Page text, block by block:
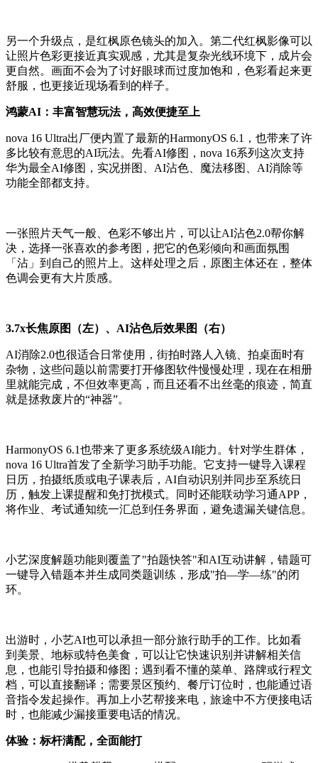
另一个升级点，是红枫原色镜头的加入。第二代红枫影像可以
让照片色彩更接近真实观感，尤其是复杂光线环境下，成片会
更自然。画面不会为了讨好眼球而过度加饱和，色彩看起来更
舒服，也更接近现场看到的样子。
鸿蒙AI： 丰富智慧玩法， 高效便捷至上
nova 16 Ultra出厂便内置了最新的HarmonyOS 6.1，也带来了许
多比较有意思的AI玩法。先看AI修图，nova 16系列这次支持
华为最全AI修图，实况拼图、AI沾色、魔法移图、AI消除等
功能全部都支持。
一张照片天气一般、色彩不够出片，可以让AI沾色2.0帮你解
决，选择一张喜欢的参考图，把它的色彩倾向和画面氛围
「沾」到自己的照片上。这样处理之后，原图主体还在，整体
色调会更有大片质感。
3.7x长焦原图（左）、AI沾色后效果图（右）
AI消除2.0也很适合日常使用，街拍时路人入镜、拍桌面时有
杂物，这些问题以前需要打开修图软件慢慢处理，现在在相册
里就能完成，不但效率更高，而且还看不出丝毫的痕迹，简直
就是拯救废片的“神器”。
HarmonyOS 6.1也带来了更多系统级AI能力。针对学生群体，
nova 16 Ultra首发了全新学习助手功能。它支持一键导入课程
日历，拍摄纸质或电子课表后，AI自动识别并同步至系统日
历，触发上课提醒和免打扰模式。同时还能联动学习通APP，
将作业、考试通知统一汇总到任务界面，避免遗漏关键信息。
小艺深度解题功能则覆盖了"拍题快答"和AI互动讲解，错题可
一键导入错题本并生成同类题训练，形成"拍—学—练"的闭
环。
出游时，小艺AI也可以承担一部分旅行助手的工作。比如看
到美景、地标或特色美食，可以让它快速识别并讲解相关信
息，也能引导拍摄和修图；遇到看不懂的菜单、路牌或行程文
档，可以直接翻译；需要景区预约、餐厅订位时，也能通过语
音指令发起操作。再加上小艺帮接来电，旅途中不方便接电话
时，也能减少漏接重要电话的情况。
体验：标杆满配，全面能打